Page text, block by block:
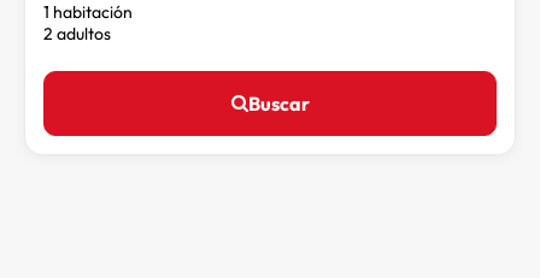
1 habitación
2 adultos
Buscar